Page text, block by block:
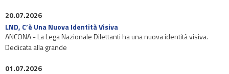
20.07.2026
LND, C’è Una Nuova Identità Visiva
ANCONA - La Lega Nazionale Dilettanti ha una nuova identità visiva.
Dedicata alla grande
01.07.2026